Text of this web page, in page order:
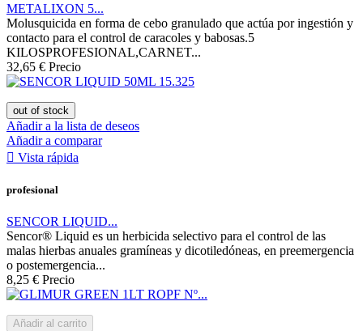
METALIXON 5...
Molusquicida en forma de cebo granulado que actúa por ingestión y
contacto para el control de caracoles y babosas.5
KILOSPROFESIONAL,CARNET...
32,65 € Precio
out of stock
Añadir a la lista de deseos
Añadir a comparar
 Vista rápida
profesional
SENCOR LIQUID...
Sencor® Liquid es un herbicida selectivo para el control de las
malas hierbas anuales gramíneas y dicotiledóneas, en preemergencia
o postemergencia...
8,25 € Precio
Añadir al carrito